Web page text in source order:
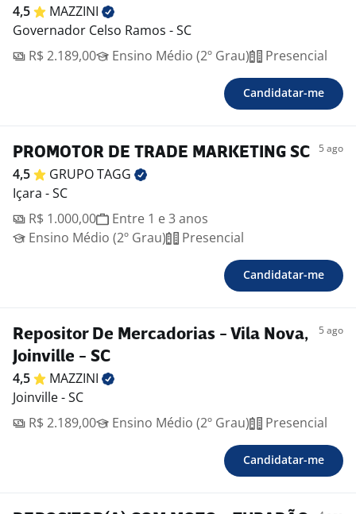
4,5
MAZZINI
Governador Celso Ramos - SC
R$ 2.189,00
Ensino Médio (2º Grau) Presencial
Candidatar-me
PROMOTOR DE TRADE MARKETING SC 5 ago
4,5 GRUPOTAGG
Içara - SC
R$ 1.000,00
Entre 1 e 3 anos
Ensino Médio (2º Grau)
Presencial
Candidatar-me
Repositor De Mercadorias - Vila Nova,
Joinville - SC
5 ago
4,5
MAZZINI
Joinville - SC
R$ 2.189,00
Ensino Médio (2º Grau) Presencial
Candidatar-me